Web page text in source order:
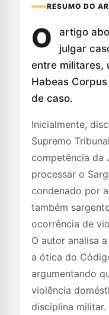
RESUMO DO
O
artigo
julgar
entre militares,
Habeas
de caso.
Inicialmente,
Supremo
competência da
processar o
condenado por
também
ocorrência de
O autor analisa
a ótica do
argumentando
violência
disciplina